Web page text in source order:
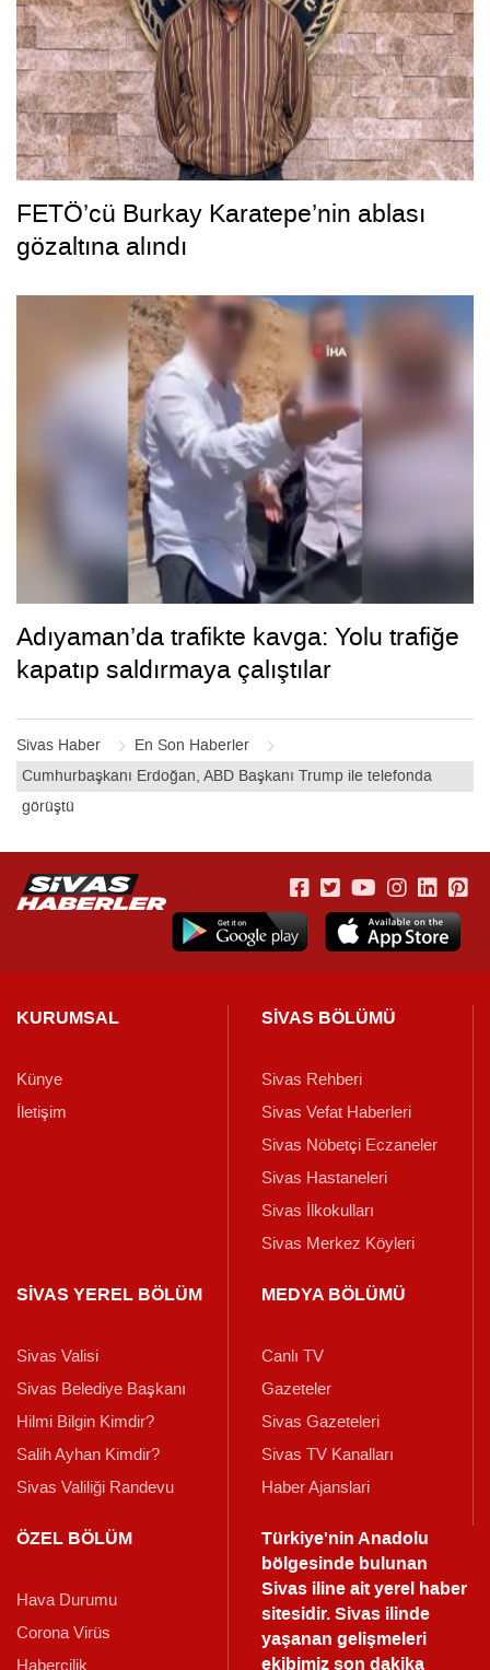
Sivas Haber
En Son Haberler
Cumhurbaşkanı Erdoğan, ABD Başkanı Trump ile telefonda
görüştü
FETÖ’cü Burkay Karatepe’nin ablası
gözaltına alındı
Adıyaman’da trafikte kavga: Yolu trafiğe
kapatıp saldırmaya çalıştılar
KURUMSAL
Künye
İletişim
SİVAS BÖLÜMÜ
Sivas Rehberi
Sivas Vefat Haberleri
Sivas Nöbetçi Eczaneler
Sivas Hastaneleri
Sivas İlkokulları
Sivas Merkez Köyleri
SİVAS YEREL BÖLÜM
Sivas Valisi
Sivas Belediye Başkanı
Hilmi Bilgin Kimdir?
Salih Ayhan Kimdir?
Sivas Valiliği Randevu
MEDYA BÖLÜMÜ
Canlı TV
Gazeteler
Sivas Gazeteleri
Sivas TV Kanalları
Haber Ajanslari
ÖZEL BÖLÜM
Hava Durumu
Corona Virüs
Habercilik
Türkiye'nin Anadolu
bölgesinde bulunan
Sivas iline ait yerel haber
sitesidir. Sivas ilinde
yaşanan gelişmeleri
ekibimiz son dakika